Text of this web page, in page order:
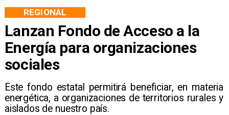
Lanzan Fondo de Acceso a la
Energía para organizaciones
sociales
Este fondo estatal permitirá beneficiar, en materia
energética, a organizaciones de territorios rurales y
aislados de nuestro país.
REGIONAL